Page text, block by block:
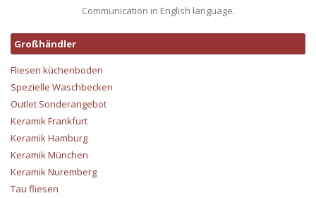
Communication in English language.
Großhändler
Fliesen küchenboden
Spezielle Waschbecken
Outlet Sonderangebot
Keramik Frankfurt
Keramik Hamburg
Keramik München
Keramik Nuremberg
Tau fliesen